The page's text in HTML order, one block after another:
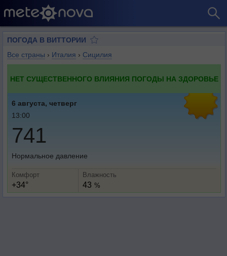
ПОГОДА В ВИТТОРИИ
Все страны › Италия › Сицилия
НЕТ СУЩЕСТВЕННОГО ВЛИЯНИЯ ПОГОДЫ НА ЗДОРОВЬЕ
6 августа, четверг
13:00
741
Нормальное давление
Комфорт
+34°
Влажность
43 %